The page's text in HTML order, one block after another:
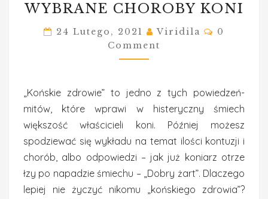
CHOROBY
KONI
WYBRANE CHOROBY KONI
24 Lutego, 2021 Viridila
0
Comment
„Końskie zdrowie” to jedno z tych powiedzeń-
mitów, które wprawi w histeryczny śmiech
większość właścicieli koni. Później możesz
spodziewać się wykładu na temat ilości kontuzji i
chorób, albo odpowiedzi – jak już koniarz otrze
łzy po napadzie śmiechu – „Dobry żart”. Dlaczego
lepiej nie życzyć nikomu „końskiego zdrowia”?